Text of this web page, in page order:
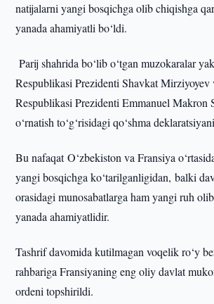
natijalarni yangi bosqichga olib chiqishga
yanada ahamiyatli bo‘ldi.
Parij shahrida bo‘lib o‘tgan muzokaralar
Respublikasi Prezidenti Shavkat Mirziyoyev
Respublikasi Prezidenti Emmanuel Makron
o‘rnatish to‘g‘risidagi qo‘shma
Bu nafaqat O‘zbekiston va Fransiya
yangi bosqichga ko‘tarilganligidan, balki
orasidagi munosabatlarga ham yangi ruh
yanada ahamiyatlidir.
Tashrif davomida kutilmagan voqelik ro‘y
rahbariga Fransiyaning eng oliy davlat
ordeni topshirildi.